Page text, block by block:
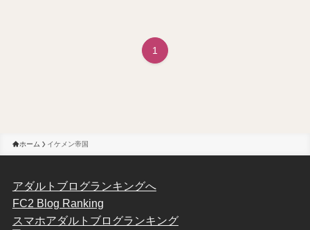
1
ホーム イケメン帝国
アダルトブログランキングへ
FC2 Blog Ranking
スマホアダルトブログランキング